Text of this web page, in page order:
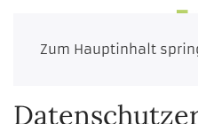
Zum Hauptinhalt